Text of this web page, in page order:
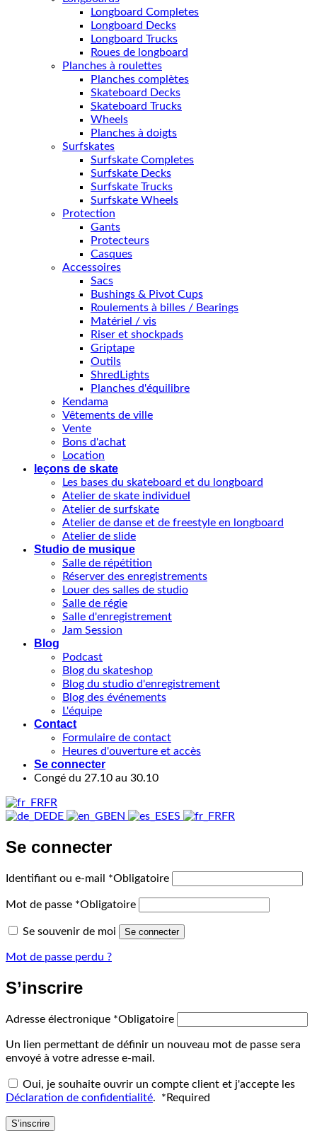
Longboard Completes
Longboard Decks
Longboard Trucks
Roues de longboard
Planches à roulettes
Planches complètes
Skateboard Decks
Skateboard Trucks
Wheels
Planches à doigts
Surfskates
Surfskate Completes
Surfskate Decks
Surfskate Trucks
Surfskate Wheels
Protection
Gants
Protecteurs
Casques
Accessoires
Sacs
Bushings & Pivot Cups
Roulements à billes / Bearings
Matériel / vis
Riser et shockpads
Griptape
Outils
ShredLights
Planches d'équilibre
Kendama
Vêtements de ville
Vente
Bons d'achat
Location
leçons de skate
Les bases du skateboard et du longboard
Atelier de skate individuel
Atelier de surfskate
Atelier de danse et de freestyle en longboard
Atelier de slide
Studio de musique
Salle de répétition
Réserver des enregistrements
Louer des salles de studio
Salle de régie
Salle d'enregistrement
Jam Session
Blog
Podcast
Blog du skateshop
Blog du studio d'enregistrement
Blog des événements
L'équipe
Contact
Formulaire de contact
Heures d'ouverture et accès
Se connecter
Congé du 27.10 au 30.10
FR
DE
EN ES FR
Se connecter
Identifiant ou e-mail *Obligatoire
Mot de passe *Obligatoire
Se souvenir de moi Se connecter
Mot de passe perdu ?
S’inscrire
Adresse électronique *Obligatoire
Un lien permettant de définir un nouveau mot de passe sera
envoyé à votre adresse e-mail.
Oui, je souhaite ouvrir un compte client et j'accepte les
Déclaration de confidentialité. * Required
S’inscrire